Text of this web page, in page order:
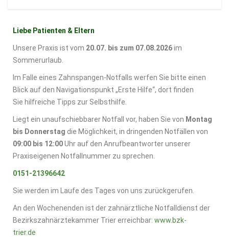
Liebe Patienten & Eltern
Unsere Praxis ist vom 20.07. bis zum 07.08.2026im
Sommerurlaub.
Im Falle eines Zahnspangen-Notfalls werfen Sie bitte einen
Blick auf den Navigationspunkt „Erste Hilfe“, dort finden
Sie hilfreiche Tipps zur Selbsthilfe.
Liegt ein unaufschiebbarer Notfall vor, haben Sie von Montag
bis Donnerstag die Möglichkeit, in dringenden Notfällen von
09:00 bis 12:00Uhr auf den Anrufbeantworter unserer
Praxiseigenen Notfallnummer zu sprechen.
0151-21396642
Sie werden im Laufe des Tages von uns zurückgerufen.
An den Wochenenden ist der zahnärztliche Notfalldienst der
Bezirkszahnärztekammer Trier erreichbar: www.bzk-
trier.de